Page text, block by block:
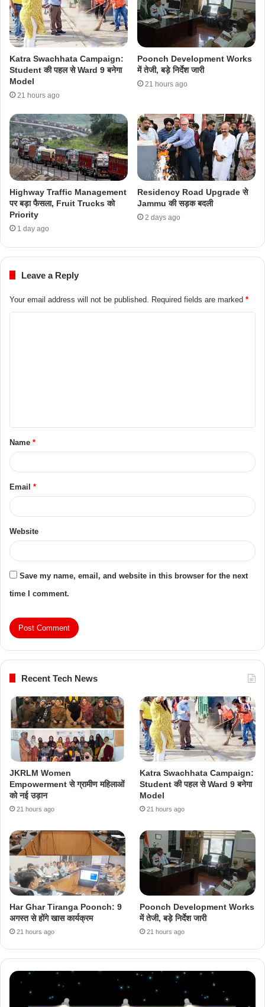
Katra Swachhata Campaign:
Student की पहल से Ward 9 बनेगा
Model
21 hours ago
Poonch Development Works
में तेजी, बड़े निर्देश जारी
21 hours ago
Highway Traffic Management
पर बड़ा फैसला, Fruit Trucks को
Priority
1 day ago
Residency Road Upgrade से
Jammu की सड़क बदली
2 days ago
Leave a Reply
Your email address will not be published. Required fields are marked *
Name *
Email *
Website
Save my name, email, and website in this browser for the next
time I comment.
Recent Tech News
JKRLM Women
Empowerment से ग्रामीण महिलाओं
को नई उड़ान
21 hours ago
Katra Swachhata Campaign:
Student की पहल से Ward 9 बनेगा
Model
21 hours ago
Har Ghar Tiranga Poonch: 9
अगस्त से होंगे खास कार्यक्रम
21 hours ago
Poonch Development Works
में तेजी, बड़े निर्देश जारी
21 hours ago